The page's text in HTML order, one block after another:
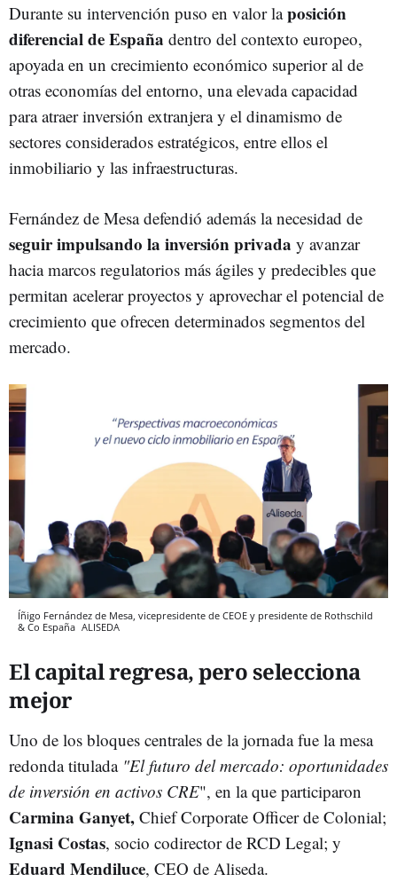
Durante su intervención puso en valor laposición
diferencial de España dentro del contexto europeo,
apoyada en un crecimiento económico superior al de
otras economías del entorno, una elevada capacidad
para atraer inversión extranjera y el dinamismo de
sectores considerados estratégicos, entre ellos el
inmobiliario y las infraestructuras.
Fernández de Mesa defendió además la necesidad de
seguir impulsando la inversión privada y avanzar
hacia marcos regulatorios más ágiles y predecibles que
permitan acelerar proyectos y aprovechar el potencial de
crecimiento que ofrecen determinados segmentos del
mercado.
Íñigo Fernández de Mesa, vicepresidente de CEOE y presidente de Rothschild
& Co España ALISEDA
El capital regresa, pero selecciona
mejor
Uno de los bloques centrales de la jornada fue la mesa
redonda titulada"El futuro del mercado: oportunidades
de inversión en activos CRE", en la que participaron
Carmina Ganyet, Chief Corporate Officer de Colonial;
Ignasi Costas, socio codirector de RCD Legal; y
Eduard Mendiluce, CEO de Aliseda.